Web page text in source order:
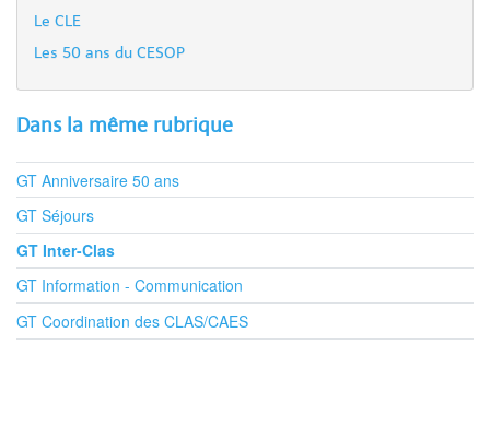
Le CLE
Les 50 ans du CESOP
Dans la même rubrique
GT Anniversaire 50 ans
GT Séjours
GT Inter-Clas
GT Information - Communication
GT Coordination des CLAS/CAES